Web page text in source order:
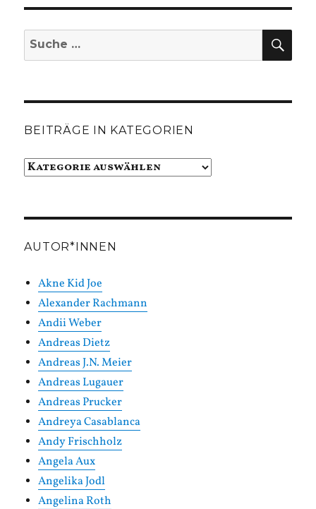
Suche
nach:
BEITRÄGE IN KATEGORIEN
Beiträge
AUTOR*INNEN
Akne Kid Joe
Alexander Rachmann
Andii Weber
Andreas Dietz
Andreas J.N. Meier
Andreas Lugauer
Andreas Prucker
Andreya Casablanca
Andy Frischholz
Angela Aux
Angelika Jodl
Angelina Roth